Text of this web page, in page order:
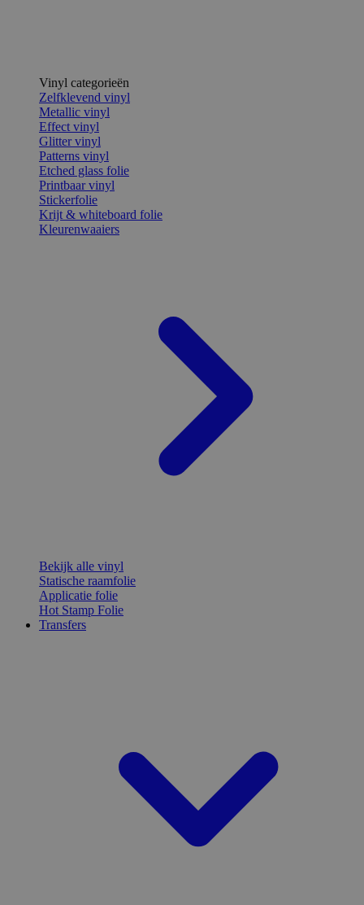
Vinyl categorieën
Zelfklevend vinyl
Metallic vinyl
Effect vinyl
Glitter vinyl
Patterns vinyl
Etched glass folie
Printbaar vinyl
Stickerfolie
Krijt & whiteboard folie
Kleurenwaaiers
Bekijk alle vinyl
Statische raamfolie
Applicatie folie
Hot Stamp Folie
Transfers